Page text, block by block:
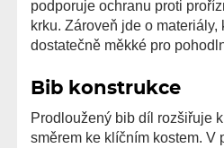
podporuje ochranu proti
krku. Zároveň jde o materiály,
dostatečně měkké pro
Bib konstrukce
Prodloužený bib díl rozšiřuje
směrem ke klíčním kostem. V